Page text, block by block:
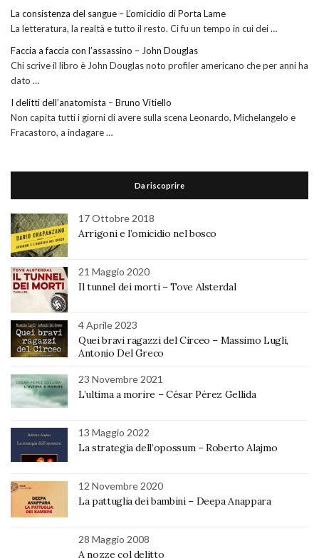
La consistenza del sangue – L’omicidio di Porta Lame
La letteratura, la realtà e tutto il resto. Ci fu un tempo in cui dei …
Faccia a faccia con l’assassino – John Douglas
Chi scrive il libro è John Douglas noto profiler americano che per anni ha
dato …
I delitti dell’anatomista – Bruno Vitiello
Non capita tutti i giorni di avere sulla scena Leonardo, Michelangelo e
Fracastoro, a indagare …
Da riscoprire
17 Ottobre 2018
Arrigoni e l’omicidio nel bosco
21 Maggio 2020
Il tunnel dei morti – Tove Alsterdal
4 Aprile 2023
Quei bravi ragazzi del Circeo – Massimo Lugli,
Antonio Del Greco
23 Novembre 2021
L’ultima a morire – César Pérez Gellida
13 Maggio 2022
La strategia dell’opossum – Roberto Alajmo
12 Novembre 2020
La pattuglia dei bambini – Deepa Anappara
28 Maggio 2008
A nozze col delitto